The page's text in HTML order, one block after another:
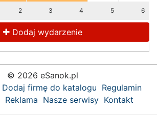
2 3 4 5 6
Dodaj wydarzenie
© 2026 eSanok.pl
Dodaj firmę do katalogu Regulamin
Reklama Nasze serwisy Kontakt